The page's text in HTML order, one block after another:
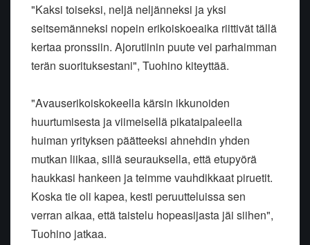
"Kaksi toiseksi, neljä neljänneksi ja yksi
seitsemänneksi nopein erikoiskoeaika riittivät tällä
kertaa pronssiin. Ajorutiinin puute vei parhaimman
terän suorituksestani", Tuohino kiteyttää.
"Avauserikoiskokeella kärsin ikkunoiden
huurtumisesta ja viimeisellä pikataipaleella
huiman yrityksen päätteeksi ahnehdin yhden
mutkan liikaa, sillä seurauksella, että etupyörä
haukkasi hankeen ja teimme vauhdikkaat piruetit.
Koska tie oli kapea, kesti peruutteluissa sen
verran aikaa, että taistelu hopeasijasta jäi siihen",
Tuohino jatkaa.